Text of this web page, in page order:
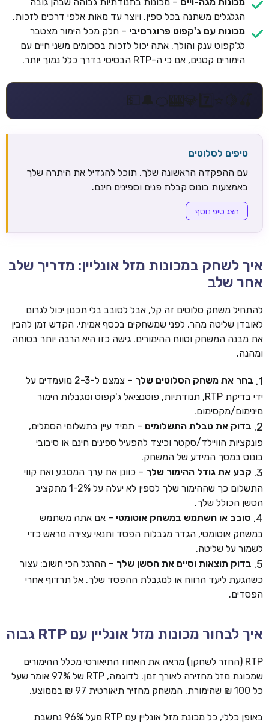
מכונות מגה-וייס – מכונות בתנודתיות גבוהה שבהן גובה
הגלגלים משתנה בכל ספין, ויוצר עד מאות אלפי דרכים לזכות.
מכונות עם ג'קפוט פרוגרסיבי – חלק מכל הימור מצטבר
לג'קפוט ענק והולך. אתה יכול לזכות בסכומים משני חיים עם
הימורים קטנים, אם כי ה-RTP הבסיסי בדרך כלל נמוך יותר.
7️⃣
💎
🎰
🍊
🔔
💵
טיפים לסלוטים
עם ההפקדה הראשונה שלך, תוכל להגדיל את היתרה שלך
באמצעות בונוס קבלת פנים וספינים חינם.
הצג טיפ נוסף
איך לשחק במכונות מזל אונליין: מדריך שלב
אחר שלב
להתחיל משחק סלוטים זה קל, אבל לסובב בלי תכנון יכול לגרום
לאובדן שליטה מהר. לפני שמשחקים בכסף אמיתי, הקדש זמן להבין
את מבנה המשחק וטווח ההימורים. גישה כזו היא הרבה יותר בטוחה
ומהנה.
בחר את משחק הסלוטים שלך
– צמצם ל-2-3 מועמדים על
ידי בדיקת RTP, תנודתיות, פוטנציאל ג'קפוט ומגבלות הימור
מינימום/מקסימום.
בדוק את טבלת התשלומים – תמיד עיין בתשלומי הסמלים,
פונקציות הוויילד/סקטר וכיצד להפעיל ספינים חינם או סיבובי
בונוס במסך המידע של המשחק.
קבע את גודל ההימור שלך – כוונן את ערך המטבע ואת קווי
התשלום כך שההימור שלך לספין לא יעלה על 1-2% מתקציב
הסשן הכולל שלך.
סובב או השתמש במשחק אוטומטי – אם אתה משתמש
במשחק אוטומטי, הגדר מגבלות הפסד ותנאי עצירה מראש כדי
לשמור על שליטה.
בדוק תוצאות וסיים את הסשן שלך – ההרגל הכי חשוב: עצור
כשהגעת ליעד הרווח או למגבלת ההפסד שלך. אל תרדוף אחרי
הפסדים.
איך לבחור מכונות מזל אונליין עם RTP גבוה
RTP (החזר לשחקן) מראה את האחוז התיאורטי מכלל ההימורים
שמכונת מזל מחזירה לאורך זמן. לדוגמה, RTP של 97% אומר שעל
כל 100 ₪ שהימורת, המשחק מחזיר תיאורטית 97 ₪ בממוצע.
באופן כללי, כל מכונת מזל אונליין עם RTP מעל 96% נחשבת